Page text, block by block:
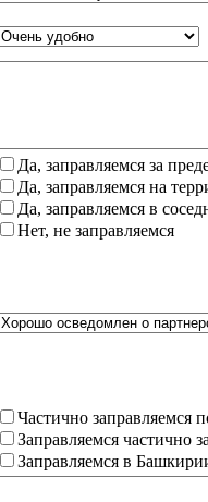
Да, заправляемся за
Да, заправляемся на
Да, заправляемся в
Нет, не заправляемся
Частично заправляемся
Заправляемся частично
Заправляемся в